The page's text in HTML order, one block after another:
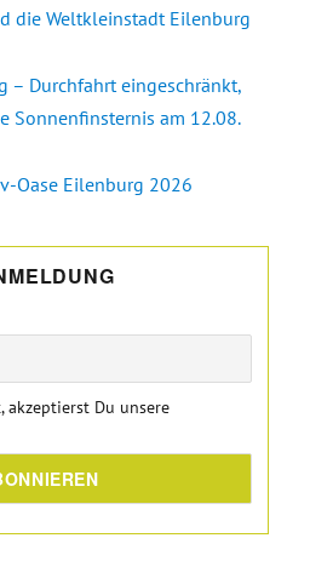
die Weltkleinstadt Eilenburg
– Durchfahrt eingeschränkt,
Sonnenfinsternis am 12.08.
Oase Eilenburg 2026
akzeptierst Du unsere